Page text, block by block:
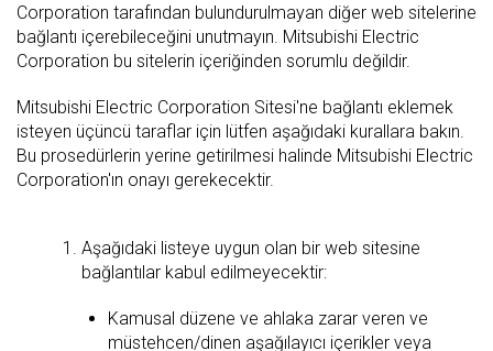
Corporation tarafından bulundurulmayan diğer web sitelerine
bağlantı içerebileceğini unutmayın. Mitsubishi Electric
Corporation bu sitelerin içeriğinden sorumlu değildir.
Mitsubishi Electric Corporation Sitesi'ne bağlantı eklemek
isteyen üçüncü taraflar için lütfen aşağıdaki kurallara bakın.
Bu prosedürlerin yerine getirilmesi halinde Mitsubishi Electric
Corporation'ın onayı gerekecektir.
Aşağıdaki listeye uygun olan bir web sitesine
bağlantılar kabul edilmeyecektir:
Kamusal düzene ve ahlaka zarar veren ve
müstehcen/dinen aşağılayıcı içerikler veya